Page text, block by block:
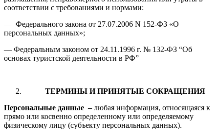
соответствии с требованиями и нормами:
— Федерального закона от 27.07.2006 N 152-ФЗ «О
персональных данных»;
— Федеральным законом от 24.11.1996 г. № 132-ФЗ “Об
основах туристской деятельности в РФ”
ТЕРМИНЫ И ПРИНЯТЫЕ СОКРАЩЕНИЯ
Персональные данные –любая информация, относящаяся к
прямо или косвенно определенному или определяемому
физическому лицу (субъекту персональных данных).